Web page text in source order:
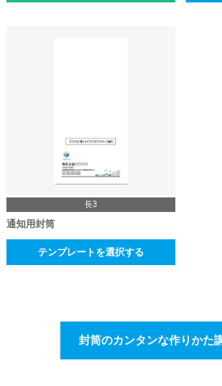
長3
通知用封筒
テンプレートを選択する
封筒のカンタンな作りかた